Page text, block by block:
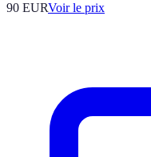
90 EURVoir le prix